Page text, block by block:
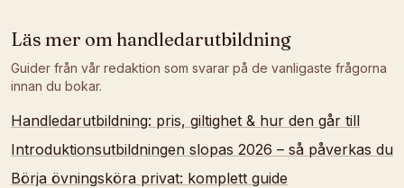
Läs mer om handledarutbildning
Guider från vår redaktion som svarar på de vanligaste frågorna
innan du bokar.
Handledarutbildning: pris, giltighet & hur den går till
Introduktionsutbildningen slopas 2026 – så påverkas du
Börja övningsköra privat: komplett guide